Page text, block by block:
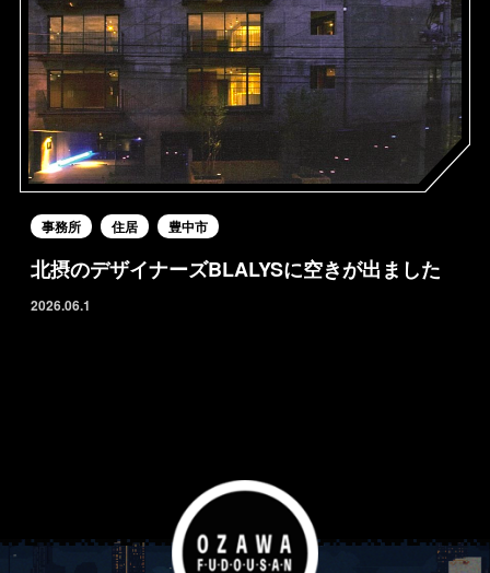
事務所 住居 豊中市
北摂のデザイナーズBLALYSに空きが出ました
2026.06.1